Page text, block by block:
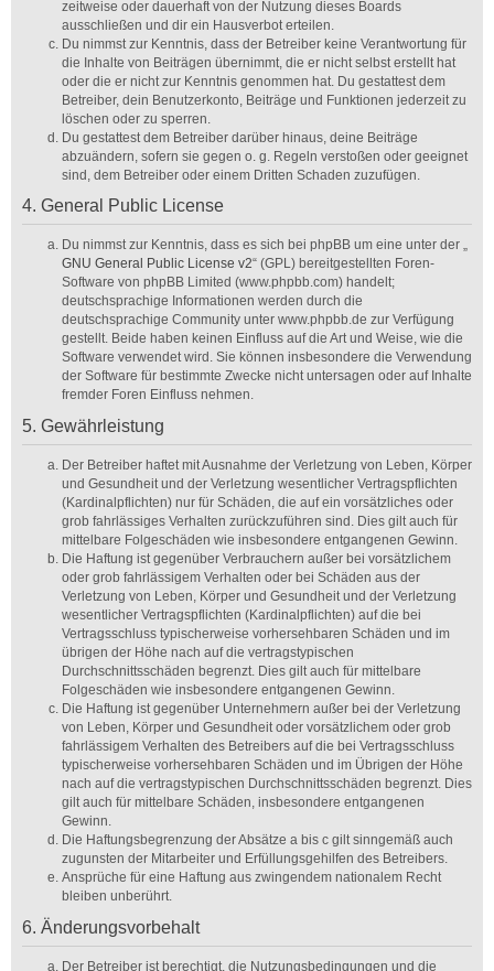
zeitweise oder dauerhaft von der Nutzung dieses Boards
ausschließen und dir ein Hausverbot erteilen.
Du nimmst zur Kenntnis, dass der Betreiber keine Verantwortung für
die Inhalte von Beiträgen übernimmt, die er nicht selbst erstellt hat
oder die er nicht zur Kenntnis genommen hat. Du gestattest dem
Betreiber, dein Benutzerkonto, Beiträge und Funktionen jederzeit zu
löschen oder zu sperren.
Du gestattest dem Betreiber darüber hinaus, deine Beiträge
abzuändern, sofern sie gegen o. g. Regeln verstoßen oder geeignet
sind, dem Betreiber oder einem Dritten Schaden zuzufügen.
4. General Public License
Du nimmst zur Kenntnis, dass es sich bei phpBB um eine unter der „
GNU General Public License v2“ (GPL) bereitgestellten Foren-
Software von phpBB Limited (www.phpbb.com) handelt;
deutschsprachige Informationen werden durch die
deutschsprachige Community unter www.phpbb.de zur Verfügung
gestellt. Beide haben keinen Einfluss auf die Art und Weise, wie die
Software verwendet wird. Sie können insbesondere die Verwendung
der Software für bestimmte Zwecke nicht untersagen oder auf Inhalte
fremder Foren Einfluss nehmen.
5. Gewährleistung
Der Betreiber haftet mit Ausnahme der Verletzung von Leben, Körper
und Gesundheit und der Verletzung wesentlicher Vertragspflichten
(Kardinalpflichten) nur für Schäden, die auf ein vorsätzliches oder
grob fahrlässiges Verhalten zurückzuführen sind. Dies gilt auch für
mittelbare Folgeschäden wie insbesondere entgangenen Gewinn.
Die Haftung ist gegenüber Verbrauchern außer bei vorsätzlichem
oder grob fahrlässigem Verhalten oder bei Schäden aus der
Verletzung von Leben, Körper und Gesundheit und der Verletzung
wesentlicher Vertragspflichten (Kardinalpflichten) auf die bei
Vertragsschluss typischerweise vorhersehbaren Schäden und im
übrigen der Höhe nach auf die vertragstypischen
Durchschnittsschäden begrenzt. Dies gilt auch für mittelbare
Folgeschäden wie insbesondere entgangenen Gewinn.
Die Haftung ist gegenüber Unternehmern außer bei der Verletzung
von Leben, Körper und Gesundheit oder vorsätzlichem oder grob
fahrlässigem Verhalten des Betreibers auf die bei Vertragsschluss
typischerweise vorhersehbaren Schäden und im Übrigen der Höhe
nach auf die vertragstypischen Durchschnittsschäden begrenzt. Dies
gilt auch für mittelbare Schäden, insbesondere entgangenen
Gewinn.
Die Haftungsbegrenzung der Absätze a bis c gilt sinngemäß auch
zugunsten der Mitarbeiter und Erfüllungsgehilfen des Betreibers.
Ansprüche für eine Haftung aus zwingendem nationalem Recht
bleiben unberührt.
6. Änderungsvorbehalt
Der Betreiber ist berechtigt, die Nutzungsbedingungen und die